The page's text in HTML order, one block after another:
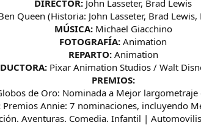
DIRECTOR: John Lasseter, Brad Lewis
Queen (Historia: John Lasseter, Brad
MÚSICA:Michael Giacchino
FOTOGRAFÍA: Animation
REPARTO:Animation
Pixar Animation Studios / Walt
PREMIOS:
de Oro: Nominada a Mejor
Premios Annie: 7 nominaciones, incluyendo
Aventuras. Comedia. Infantil |